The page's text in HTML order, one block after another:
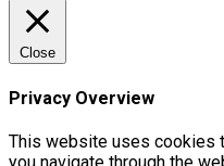
Close
Privacy Overview
This website uses cookies